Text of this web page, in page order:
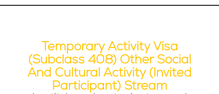
Temporary Activity Visa
(subclass 408) Other Social
And Cultural Activity (Invited
Participant) Stream